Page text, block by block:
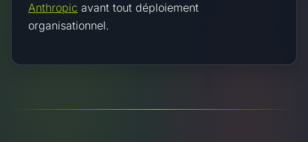
Anthropic avant tout déploiement
organisationnel.